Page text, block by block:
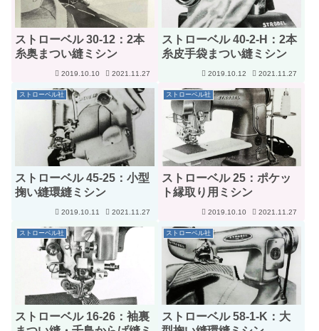
ストローベル 30-12：2本
糸奥まつい縫ミシン
2019.10.10 2021.11.27
ストローベル 40-2-H：2本
糸皮手袋まつい縫ミシン
2019.10.12 2021.11.27
ストローベル社
ストローベル 45-25：小型
掬い縫環縫ミシン
2019.10.11 2021.11.27
ストローベル社
ストローベル 25：ポケッ
ト縁取り用ミシン
2019.10.10 2021.11.27
ストローベル社
ストローベル 16-26：袖裏
ストローベル社
ストローベル 58-1-K：大